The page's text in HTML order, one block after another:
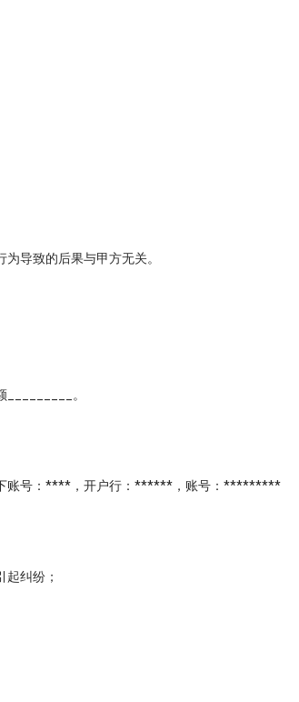
导致的后果与甲方无关。
。
账号：****，开户行：******，账号：*********
纠纷；